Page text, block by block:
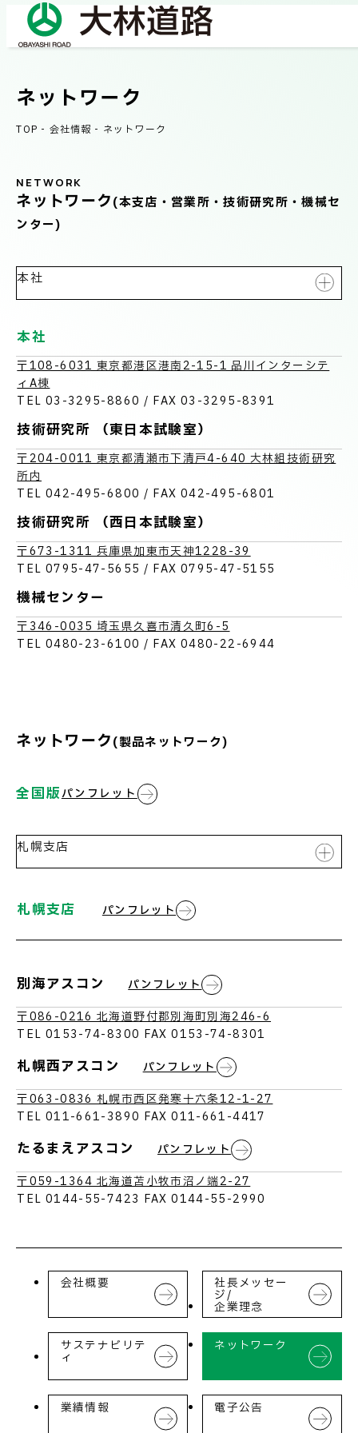
COMPANY
会社情報
社長メッセージ/企業理念
電子公告
BUSINESS
事業紹介
技術情報
PRODUCT INFORMATION
製品情報
INFORMATION
お知らせ
採用情報
ネットワーク
TOP - 会社情報 - ネットワーク
NETWORK
ネットワーク(本支店・営業所・技術研究所・機械セ
ンター)
本社
東京支店
大阪支店
広島支店
四国支店
九州支店
本社
〒108-6031 東京都港区港南2-15-1 品川インターシテ
ィA棟
TEL 03-3295-8860 / FAX 03-3295-8391
技術研究所 （東日本試験室）
〒204-0011 東京都清瀬市下清戸4-640 大林組技術研究
所内
TEL 042-495-6800 / FAX 042-495-6801
技術研究所 （西日本試験室）
〒673-1311 兵庫県加東市天神1228-39
TEL 0795-47-5655 / FAX 0795-47-5155
機械センター
〒346-0035 埼玉県久喜市清久町6-5
TEL 0480-23-6100 / FAX 0480-22-6944
ネットワーク(製品ネットワーク)
全国版パンフレット
札幌支店
東北支店
東京支店
名古屋支店
四国支店
九州支店
札幌支店 パンフレット
別海アスコン
パンフレット
〒086-0216 北海道野付郡別海町別海246-6
TEL 0153-74-8300 FAX 0153-74-8301
札幌西アスコン
パンフレット
〒063-0836 札幌市西区発寒十六条12-1-27
TEL 011-661-3890 FAX 011-661-4417
たるまえアスコン
パンフレット
〒059-1364 北海道苫小牧市沼ノ端2-27
TEL 0144-55-7423 FAX 0144-55-2990
会社概要 社長メッセー
ジ/
企業理念
サステナビリテ
ィ
ネットワーク
業績情報 電子公告